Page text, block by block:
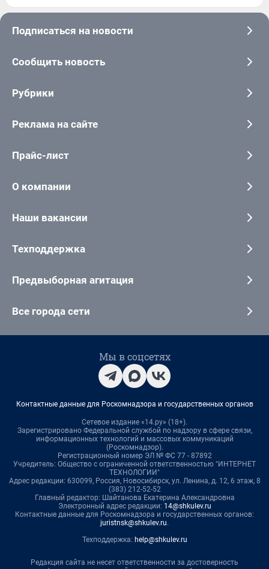
Подписаться на новости
Сообщить новость
Рубрики
Реклама на сайте
Прайс-лист
О компании
Наши вакансии
Техподдержка
Предвыборная агитация
Все города сети
Мы в соцсетях
Контактные данные для Роскомнадзора и государственных органов
Сетевое издание «14.ру» (18+).
Зарегистрировано Федеральной службой по надзору в сфере связи,
информационных технологий и массовых коммуникаций
(Роскомнадзор).
Регистрационный номер ЭЛ № ФС 77 - 87892
Учредитель: Общество с ограниченной ответственностью "ИНТЕРНЕТ
ТЕХНОЛОГИИ"
Адрес редакции: 630099, Россия, Новосибирск, ул. Ленина, д. 12, 6 этаж, 8
(383) 212-52-52
Главный редактор: Шайтанова Екатерина Александровна
Электронный адрес редакции: 14@shkulev.ru
Контактные данные для Роскомнадзора и государственных органов:
juristnsk@shkulev.ru.
Техподдержка: help@shkulev.ru
Редакция сайта не несет ответственности за достоверность